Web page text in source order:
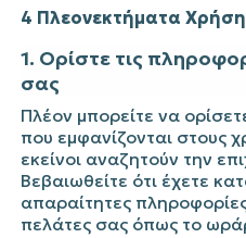
4 Πλεονεκτήματα
1. Ορίστε τις
σας
Πλέον μπορείτε να
που εμφανίζονται στους
εκείνοι αναζητούν την
Βεβαιωθείτε ότι έχετε
απαραίτητες
πελάτες σας όπως το